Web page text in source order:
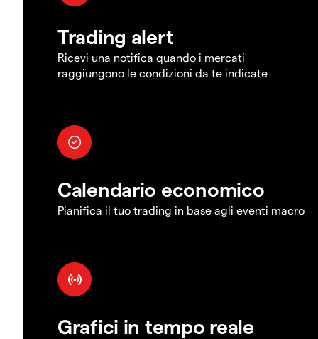
Trading alert
Ricevi una notifica quando i mercati
raggiungono le condizioni da te indicate
Calendario economico
Pianifica il tuo trading in base agli eventi macro
Grafici in tempo reale